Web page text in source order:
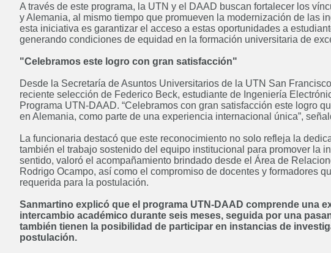
A través de este programa, la UTN y el DAAD buscan fortalecer los
y Alemania, al mismo tiempo que promueven la modernización de las
esta iniciativa es garantizar el acceso a estas oportunidades a
generando condiciones de equidad en la formación universitaria de
"Celebramos este logro con gran satisfacción"
Desde la Secretaría de Asuntos Universitarios de la UTN San
reciente selección de Federico Beck, estudiante de Ingeniería
Programa UTN-DAAD. “Celebramos con gran satisfacción este logro
en Alemania, como parte de una experiencia internacional única”,
La funcionaria destacó que este reconocimiento no solo refleja la
también el trabajo sostenido del equipo institucional para promover la
sentido, valoró el acompañamiento brindado desde el Área de
Rodrigo Ocampo, así como el compromiso de docentes y formadores
requerida para la postulación.
Sanmartino explicó que el programa UTN-DAAD comprende una
intercambio académico durante seis meses, seguida por una
también tienen la posibilidad de participar en instancias de
postulación.
Posgrado: Especialización en
ABIERTO
Posgrado: Maestría en
Administración de Negocios